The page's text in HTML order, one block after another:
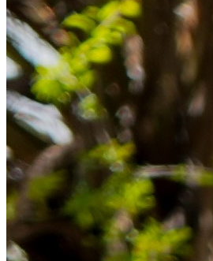
im Ausland reibungslos gelingt.